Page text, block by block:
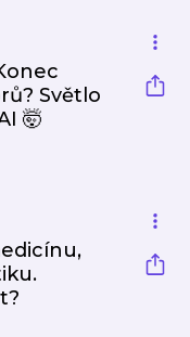
Světlo
🤯